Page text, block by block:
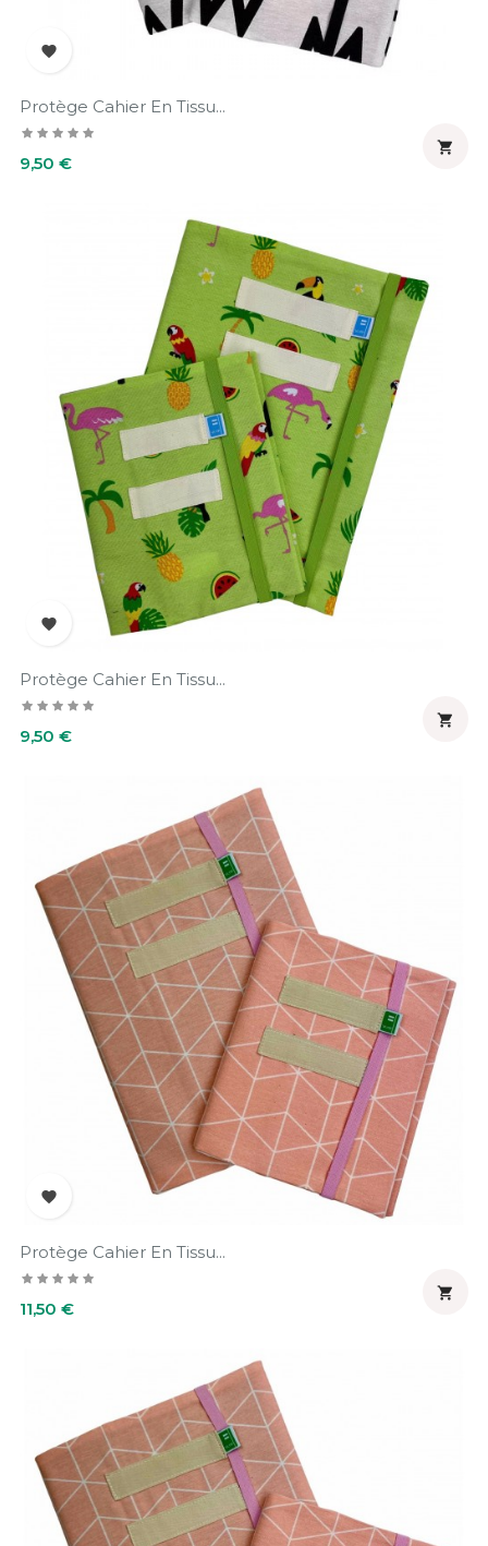

Protège Cahier En Tissu...
Prix
9,50 €


Protège Cahier En Tissu...
Prix
9,50 €


Protège Cahier En Tissu...
Prix
11,50 €
